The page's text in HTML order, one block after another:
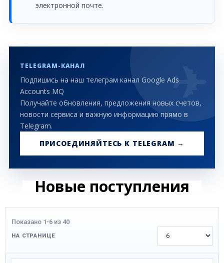
электронной почте.
TELEGRAM-КАНАЛ
Подпишись на наш телеграм канал Google Ads
Accounts MQ
Получайте обновления, предложения новых счетов,
новости сервиса и важную информацию прямо в
Telegram.
ПРИСОЕДИНЯЙТЕСЬ К TELEGRAM →
Новые поступления
Показано 1-6 из 40
НА СТРАНИЦЕ